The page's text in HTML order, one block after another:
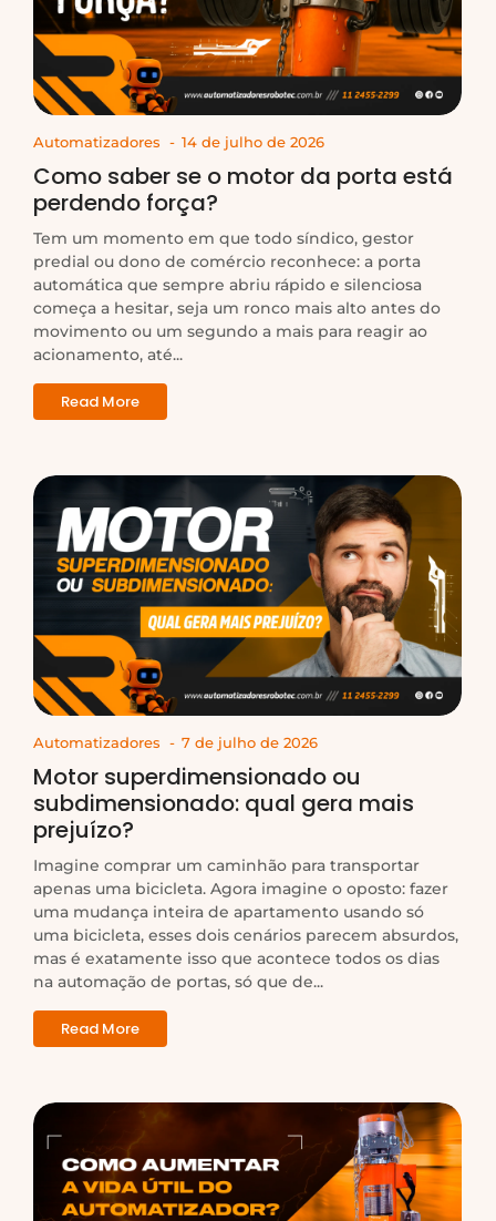
Automatizadores - 14 de julho de 2026
Como saber se o motor da porta está
perdendo força?
Tem um momento em que todo síndico, gestor
predial ou dono de comércio reconhece: a porta
automática que sempre abriu rápido e silenciosa
começa a hesitar, seja um ronco mais alto antes do
movimento ou um segundo a mais para reagir ao
acionamento, até...
Read More
Automatizadores - 7 de julho de 2026
Motor superdimensionado ou
subdimensionado: qual gera mais
prejuízo?
Imagine comprar um caminhão para transportar
apenas uma bicicleta. Agora imagine o oposto: fazer
uma mudança inteira de apartamento usando só
uma bicicleta, esses dois cenários parecem absurdos,
mas é exatamente isso que acontece todos os dias
na automação de portas, só que de...
Read More